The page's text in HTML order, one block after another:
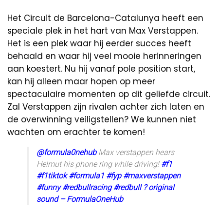
Het Circuit de Barcelona-Catalunya heeft een
speciale plek in het hart van Max Verstappen.
Het is een plek waar hij eerder succes heeft
behaald en waar hij veel mooie herinneringen
aan koestert. Nu hij vanaf pole position start,
kan hij alleen maar hopen op meer
spectaculaire momenten op dit geliefde circuit.
Zal Verstappen zijn rivalen achter zich laten en
de overwinning veiligstellen? We kunnen niet
wachten om erachter te komen!
@formula0nehubMax verstappen hears
Helmut his phone ring while driving! #f1
#f1tiktok #formula1 #fyp #maxverstappen
#funny #redbullracing #redbull ? original
sound – FormulaOneHub